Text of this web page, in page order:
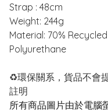
Strap : 48cm
Weight: 244g
Material: 70%
Polyurethane
♻️環保關系，貨品不會
註明
所有商品圖片由於電腦